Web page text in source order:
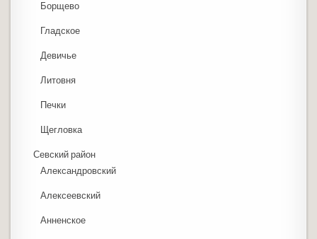
Борщево
Гладское
Девичье
Литовня
Печки
Щегловка
Севский район
Александровский
Алексеевский
Анненское